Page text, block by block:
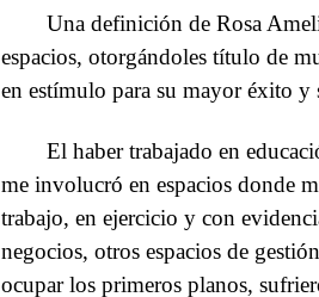
Una definición de Rosa
espacios, otorgándoles título de
en estímulo para su mayor éxito y
El haber trabajado en
me involucró en espacios donde
trabajo, en ejercicio y con
negocios, otros espacios de
ocupar los primeros planos,